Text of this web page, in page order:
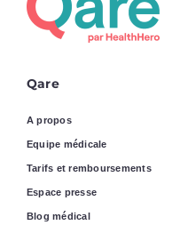
Qare
A propos
Equipe médicale
Tarifs et remboursements
Espace presse
Blog médical